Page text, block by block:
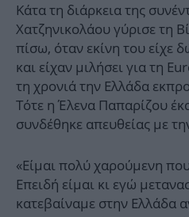
Κάτα τη διάρκεια της
Χατζηνικολάου γύρισε τη
πίσω, όταν εκίνη του είχε
και είχαν μιλήσει για τη
τη χρονιά την Ελλάδα
Τότε η Έλενα Παπαρίζου
συνδέθηκε απευθείας με
«Είμαι πολύ χαρούμενη
Επειδή είμαι κι εγώ
κατεβαίναμε στην Ελλάδα